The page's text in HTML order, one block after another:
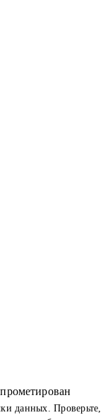
данных. Проверьте,